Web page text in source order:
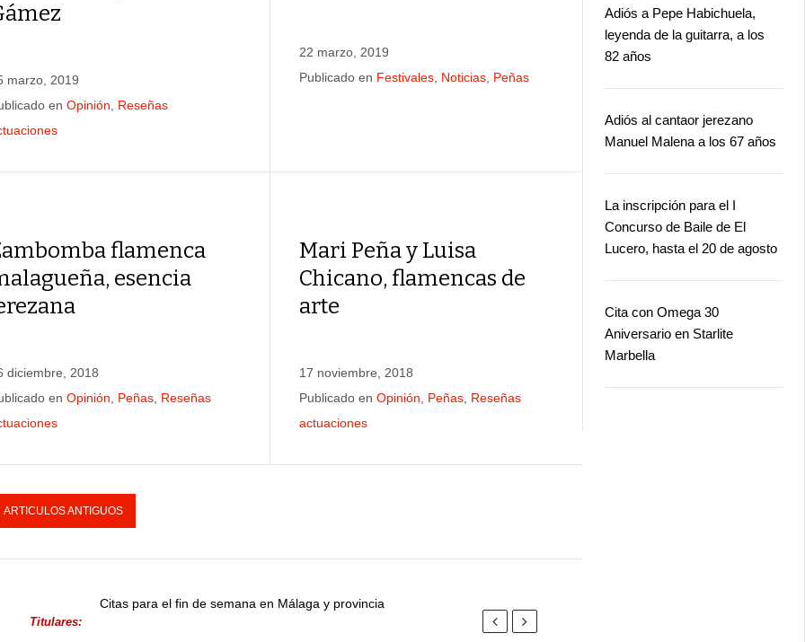
marzo, 2019
enOpinión
Reseñas
22 marzo, 2019
Publicado en Festivales Noticias Peñas
flamenca
esencia
diciembre, 2018
enOpinión Peñas Reseñas
Mari Peña y Luisa
Chicano, flamencas de
arte
17 noviembre, 2018
Publicado enOpinión Peñas Reseñas
actuaciones
ARTICULOS ANTIGUOS
Titulares:
Citas para el fin de semana en Málaga y provincia
Adiós a Pepe Habichuela,
leyenda de la guitarra, a los
82 años
Adiós al cantaor jerezano
Manuel Malena a los 67 años
La inscripción para el I
Concurso de Baile de El
Lucero, hasta el 20 de agosto
Cita con Omega 30
Aniversario en Starlite
Marbella